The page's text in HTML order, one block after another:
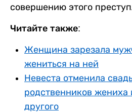
совершению этого
Читайте также:
Женщина зарезала
жениться на ней
Невеста отменила
родственников жениха
другого